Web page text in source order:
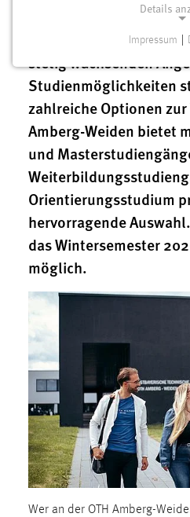
Danach stellt sich für
nach der Schule
stetig wachsenden
Studienmöglichkeiten
zahlreiche Optionen zur
Amberg-Weiden bietet
und
Orientierungsstudium
hervorragende
das Wintersemester
möglich.
Wer an der OTH Amberg-
Details
Notwendige Cookies
Funktionen und sind für die
Website erforderlich.
Einverständnis
Name:
cookie_consent
Zweck:
Dieser Cookie speichert die
Optionen des Benutzers
Cookie Laufzeit:
Performance
Name:
staticfilecache
Zweck:
Für performante
gespeichert, ob man
Impressum